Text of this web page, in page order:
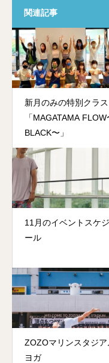
関連記事
新月のみの特別クラス
「MAGATAMA FLOW
BLACK〜」
11月のイベントスケジ
ール
ZOZOマリンスタジア
ヨガ